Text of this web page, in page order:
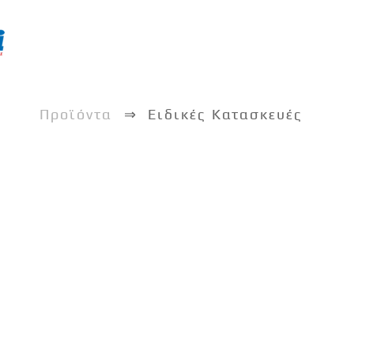
Προϊόντα Ειδικές Κατασκευές